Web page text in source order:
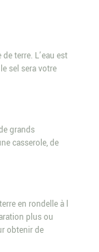
terre. L’eau est
sel sera votre
grands
casserole, de
en rondelle à l
plus ou
obtenir de